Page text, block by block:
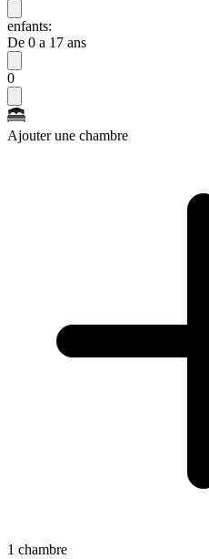
enfants:
De 0 a 17 ans
0
Ajouter une chambre
1 chambre